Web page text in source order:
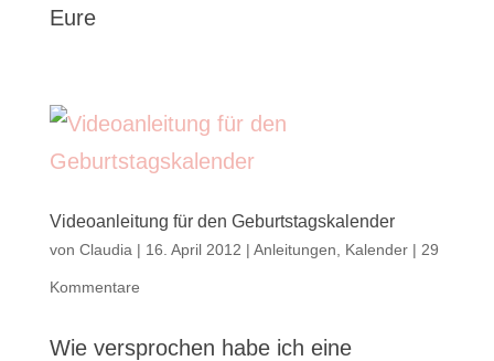
Eure
Videoanleitung für den Geburtstagskalender
von Claudia | 16. April 2012 | Anleitungen Kalender| 29
Kommentare
Wie versprochen habe ich eine